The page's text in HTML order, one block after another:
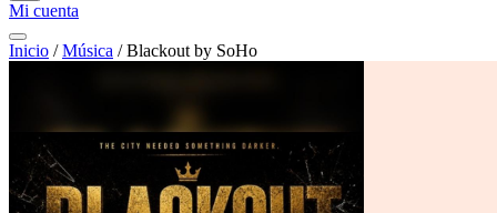
Mi cuenta
Inicio / Música / Blackout by SoHo